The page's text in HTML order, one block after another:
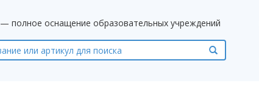
— полное оснащение образовательных учреждений